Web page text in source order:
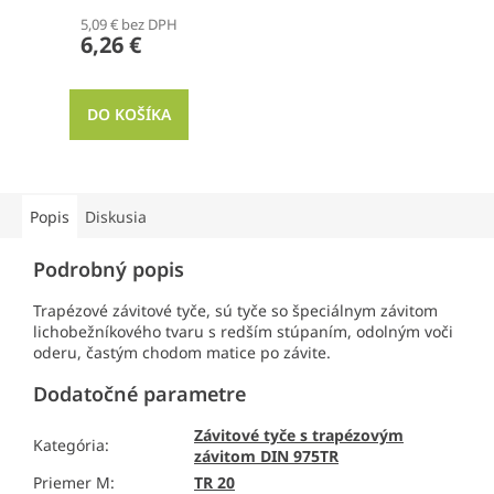
5,09 € bez DPH
6,26 €
DO KOŠÍKA
Popis Diskusia
Podrobný popis
Trapézové závitové tyče, sú tyče so špeciálnym závitom
lichobežníkového tvaru s redším stúpaním, odolným voči
oderu, častým chodom matice po závite.
Dodatočné parametre
Kategória:
Závitové tyče s trapézovým
závitom DIN 975TR
Priemer M:
TR 20